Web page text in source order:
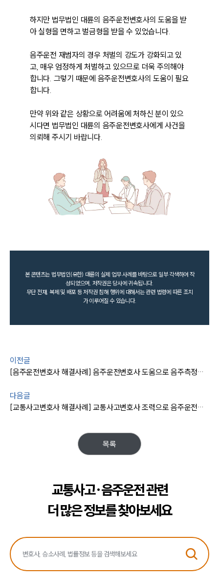
하지만 법무법인 대륜의 음주운전변호사의 도움을 받
아 실형을 면하고 벌금형을 받을 수 있었습니다.
음주운전 재범자의 경우 처벌의 강도가 강화되고 있
고, 매우 엄정하게 처벌하고 있으므로 더욱 주의해야
합니다. 그렇기 때문에 음주운전변호사의 도움이 필요
합니다.
만약 위와 같은 상황으로 어려움에 처하신 분이 있으
시다면 법무법인 대륜의 음주운전변호사에게 사건을
본 콘텐츠는 법무법인(유한) 대륜의 실제 업무 사례를 바탕으로 일부 각색하여 작
성되었으며, 저작권은 당사에 귀속됩니다.
무단 전재, 복제 및 배포 등 저작권 침해 행위에 대해서는 관련 법령에 따른 조치
가 이루어질 수 있습니다.
이전글
[음주운전변호사 해결사례] 음주운전변호사 도움으로 음주측정거부 집행유예 방어함
다음글
[교통사고변호사 해결사례] 교통사고변호사 조력으로 음주운전교통사고 벌금형 방어
목록
교통사고·음주운전 관련
더 많은 정보를 찾아보세요